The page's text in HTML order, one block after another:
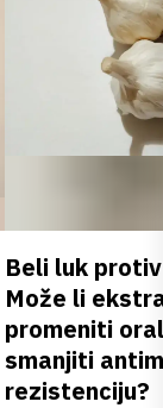
Beli luk
Može li
promeniti
smanjiti
rezistenciju?